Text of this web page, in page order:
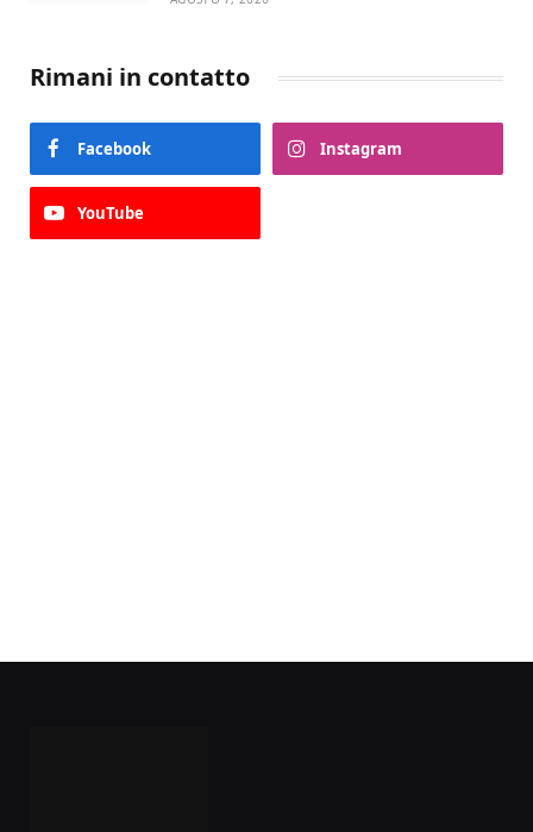
Rimani in contatto
Facebook Instagram
YouTube